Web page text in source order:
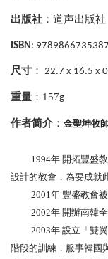
出版社 ：道声出版社
ISBN : 9789866735387
尺寸 ： 22.7 x 16.5 x
重量 ：157g
作者简介 ： 金聖坤牧
1994年 開拓豐盛
設計的教會，為要成就
2001年 豐盛教會
2002年 開辦南韓
2003年 設立「雙
階段的訓練，服事韓國